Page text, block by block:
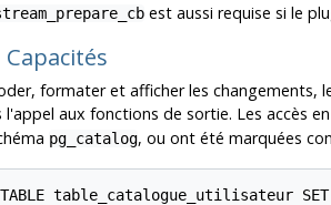
est aussi requise si le
Capacités
formater et afficher les changements,
l'appel aux fonctions de sortie. Les accès
pg_catalog, ou ont été marquées
TABLE table_catalogue_utilisateur